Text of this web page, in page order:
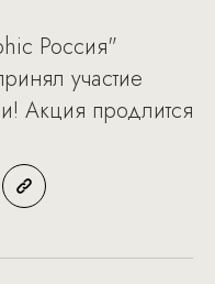
Россия"
участие
Акция продлится